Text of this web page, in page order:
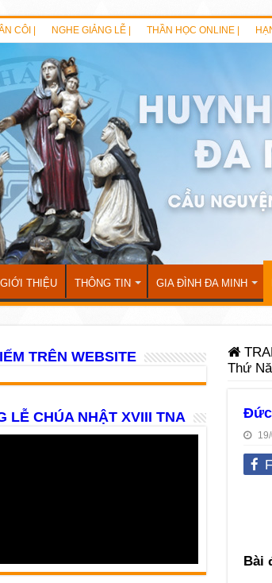
CÔI | NGHE GIẢNG LỄ | THẦN HỌC ONLINE |
GIỚI THIỆU THÔNG TIN GIA ĐÌNH ĐA MINH
Thứ
Đức
Bài
TRÊN WEBSITE
LỄ CHÚA NHẬT XVIII TNA